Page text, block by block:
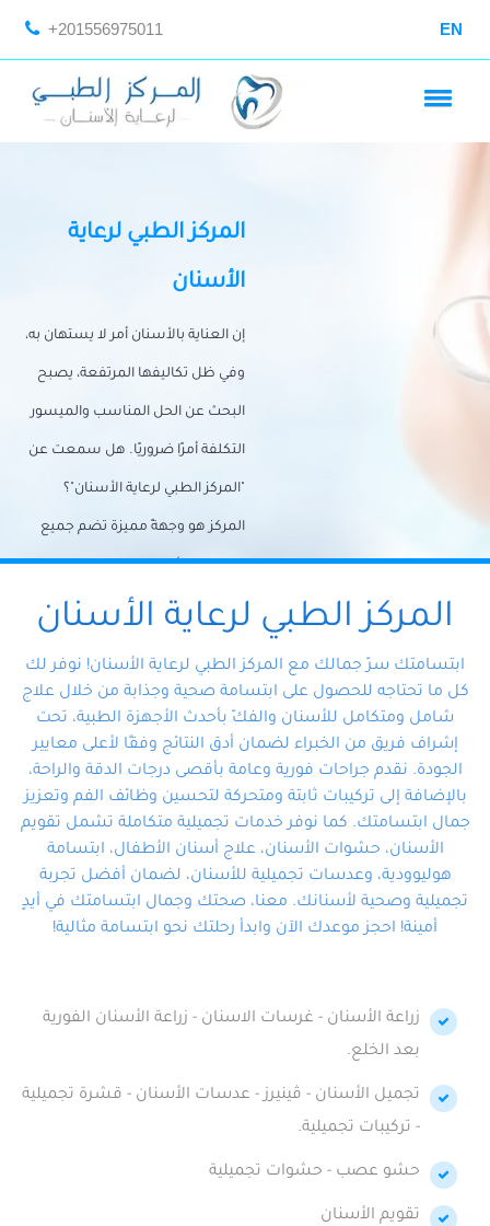
+201556975011 EN
المركز الطبي لرعاية
الأسنان
إن العناية بالأسنان أمر لا يستهان به،
وفي ظل تكاليفها المرتفعة، يصبح
البحث عن الحل المناسب والميسور
التكلفة أمرًا ضروريًا. هل سمعت عن
"المركز الطبي لرعاية الأسنان"؟
المركز هو وجهةً مميزة تضم جميع
احتياجات الأسنان تحت سقف واحد،
وتضمن لك حلاً شاملًا لجميع
المتخصص ذوي الخبرة، ستجد نفسك
في أيد أمينة تلبي احتياجاتك بكل
احترافية ودقة.
المركز الطبي لرعاية الأسنان
ابتسامتك سرّ جمالك مع المركز الطبي لرعاية الأسنان! نوفر لك
كل ما تحتاجه للحصول على ابتسامة صحية وجذابة من خلال علاج
شامل ومتكامل للأسنان والفكّ بأحدث الأجهزة الطبية، تحت
إشراف فريق من الخبراء لضمان أدق النتائج وفقًا لأعلى معايير
الجودة. نقدم جراحات فورية وعامة بأقصى درجات الدقة والراحة،
بالإضافة إلى تركيبات ثابتة ومتحركة لتحسين وظائف الفم وتعزيز
جمال ابتسامتك. كما نوفر خدمات تجميلية متكاملة تشمل تقويم
الأسنان، حشوات الأسنان، علاج أسنان الأطفال، ابتسامة
هوليوودية، وعدسات تجميلية للأسنان، لضمان أفضل تجربة
تجميلية وصحية لأسنانك. معنا، صحتك وجمال ابتسامتك في أيدٍ
أمينة! احجز موعدك الآن وابدأ رحلتك نحو ابتسامة مثالية!
زراعة الأسنان - غرسات الاسنان - زراعة الأسنان الفورية
بعد الخلع.
تجميل الأسنان - ڤينيرز - عدسات الأسنان - قشرة تجميلية
- تركيبات تجميلية.
حشو عصب - حشوات تجميلية
تقويم الأسنان